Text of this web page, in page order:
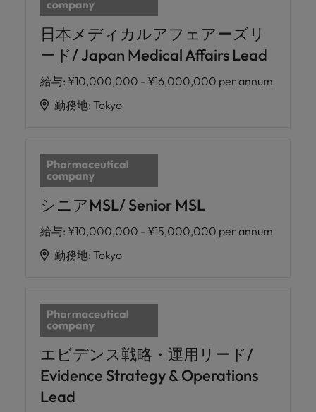
日本メディカルアフェアーズリ
ード/ Japan Medical Affairs Lead
給与: ¥10,000,000 - ¥16,000,000 per annum
勤務地: Tokyo
シニアMSL/ Senior MSL
給与: ¥10,000,000 - ¥15,000,000 per annum
勤務地: Tokyo
エビデンス戦略・運用リード/
Evidence Strategy & Operations
Lead